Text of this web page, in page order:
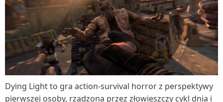
Dying Light to gra action-survival horror z perspektywy
pierwszej osoby, rządzona przez złowieszczy cykl dnia i